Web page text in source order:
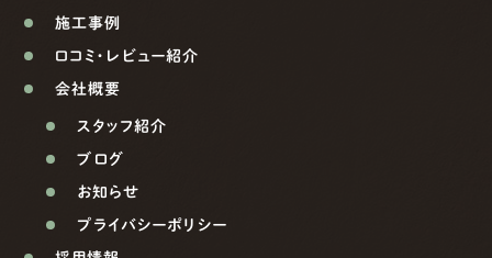
施工事例
口コミ・レビュー紹介
会社概要
スタッフ紹介
ブログ
お知らせ
プライバシーポリシー